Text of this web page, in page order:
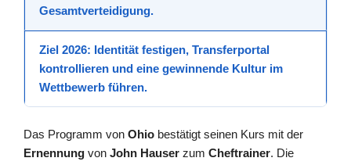
Gesamtverteidigung.
Ziel 2026: Identität festigen, Transferportal
kontrollieren und eine gewinnende Kultur im
Wettbewerb führen.
Das Programm von Ohio bestätigt seinen Kurs mit der
Ernennung von John Hauser zum Cheftrainer. Die